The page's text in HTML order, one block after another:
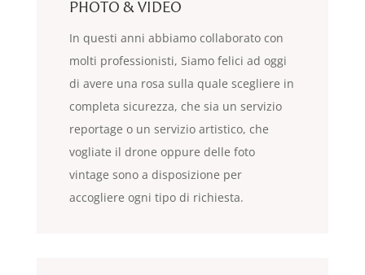
PHOTO & VIDEO
In questi anni abbiamo collaborato con
molti professionisti, Siamo felici ad oggi
di avere una rosa sulla quale scegliere in
completa sicurezza, che sia un servizio
reportage o un servizio artistico, che
vogliate il drone oppure delle foto
vintage sono a disposizione per
accogliere ogni tipo di richiesta.